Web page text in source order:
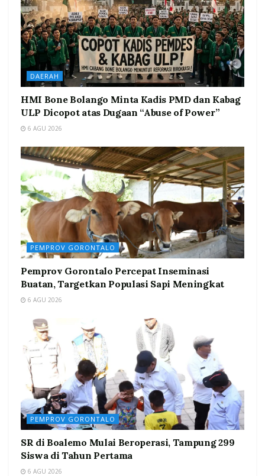
DAERAH
HMI Bone Bolango Minta Kadis PMD dan Kabag
ULP Dicopot atas Dugaan “Abuse of Power”
6 AGU 2026
PEMPROV GORONTALO
Pemprov Gorontalo Percepat Inseminasi
Buatan, Targetkan Populasi Sapi Meningkat
6 AGU 2026
PEMPROV GORONTALO
SR di Boalemo Mulai Beroperasi, Tampung 299
Siswa di Tahun Pertama
6 AGU 2026